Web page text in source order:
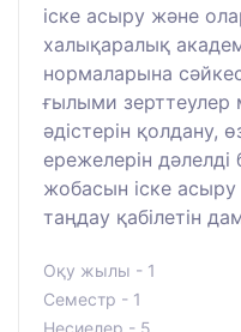
іске асыру және
халықаралық
нормаларына
ғылыми
әдістерін қолдану,
ережелерін
жобасын іске асыру
таңдау қабілетін
Оқу жылы - 1
Семестр - 1
Несиелер - 5